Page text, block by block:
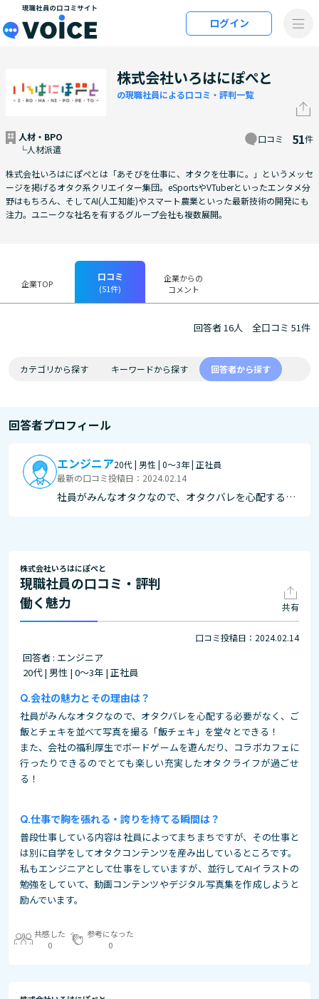
メインコンテンツにスキップ
ログイン
株式会社いろはにぽぺと
の現職社員による口コミ・評判一覧
人材・BPO
└人材派遣
口コミ 51件
株式会社いろはにぽぺとは「あそびを仕事に、オタクを仕事に。」というメッセ
ージを掲げるオタク系クリエイター集団。eSportsやVTuberといったエンタメ分
野はもちろん、そしてAI(人工知能)やスマート農業といった最新技術の開発にも
注力。ユニークな社名を有するグループ会社も複数展開。
企業TOP
口コミ
(51件)
企業からの
コメント
回答者 16人 全口コミ 51件
カテゴリから探す キーワードから探す 回答者から探す
回答者プロフィール
エンジニア20代 | 男性 | 0～3年 | 正社員
最新の口コミ投稿日：2024.02.14
社員がみんなオタクなので、オタクバレを心配する必
のでとても楽しい充実したオタクライフが過ごせる！
株式会社いろはにぽぺと
現職社員の口コミ・評判
働く魅力
共有
口コミ投稿日：2024.02.14
回答者 : エンジニア
20代 | 男性 | 0～3年 | 正社員
会社の魅力とその理由は？
社員がみんなオタクなので、オタクバレを心配する必要がなく、ご
飯とチェキを並べて写真を撮る「飯チェキ」を堂々とできる！
また、会社の福利厚生でボードゲームを遊んだり、コラボカフェに
行ったりできるのでとても楽しい充実したオタクライフが過ごせ
る！
仕事で胸を張れる・誇りを持てる瞬間は？
普段仕事している内容は社員によってまちまちですが、その仕事と
は別に自学をしてオタクコンテンツを産み出しているところです。
私もエンジニアとして仕事をしていますが、並行してAIイラストの
勉強をしていて、動画コンテンツやデジタル写真集を作成しようと
励んでいます。
共感した
0
参考になった
0